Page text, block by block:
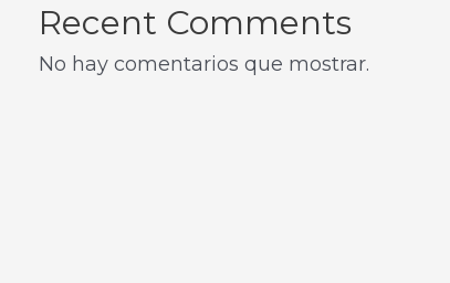
Recent Comments
No hay comentarios que mostrar.